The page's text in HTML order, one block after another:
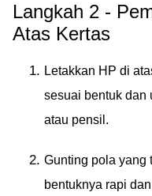
Langkah 2 -
Atas Kertas
Letakkan HP di
sesuai bentuk dan
atau pensil.
Gunting pola yang
bentuknya rapi